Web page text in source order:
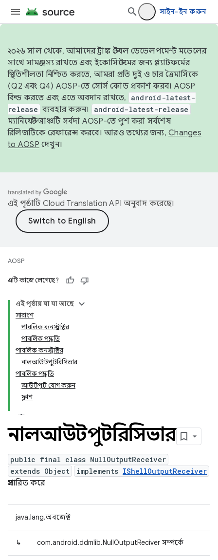
সাইন-ইন করুন
২০২৬ সাল থেকে, আমাদের ট্রাঙ্ক স্টেবল ডেভেলপমেন্ট মডেলের
সাথে সামঞ্জস্য রাখতে এবং ইকোসিস্টেমের জন্য প্ল্যাটফর্মের
স্থিতিশীলতা নিশ্চিত করতে, আমরা প্রতি দুই ও চার ত্রৈমাসিকে
(Q2 এবং Q4) AOSP-তে সোর্স কোড প্রকাশ করব। AOSP
বিল্ড করতে এবং এতে অবদান রাখতে,
android-latest-
release ব্যবহার করুন। android-latest-release
ম্যানিফেস্ট ব্রাঞ্চটি সর্বদা AOSP-তে পুশ করা সর্বশেষ
রিলিজটিকে রেফারেন্স করবে। আরও তথ্যের জন্য, Changes
to AOSP দেখুন।
এই পৃষ্ঠাটি Cloud Translation API অনুবাদ করেছে।
AOSP
এটি কাজে লেগেছে?
এই পৃষ্ঠায় যা যা আছে
সারাংশ
পাবলিক কনস্ট্রাক্টর
পাবলিক পদ্ধতি
পাবলিক কনস্ট্রাক্টর
নালআউটপুটরিসিভার
পাবলিক পদ্ধতি
আউটপুট যোগ করুন
ফ্লাশ
নালআউটপুটরিসিভার
public final class NullOutputReceiver
extends Object
implements IShellOutputReceiver
প্রসারিত করে
java.lang.অবজেক্ট
↳ com.android.ddmlib.NullOutputReciver সম্পর্কে